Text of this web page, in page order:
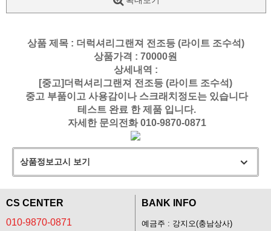
상품 제목 : 더럭셔리그랜져 전조등 (라이트 조수석)
상품가격 : 70000원
상세내역 :
[중고]더럭셔리그랜져 전조등 (라이트 조수석)
중고 부품이고 사용감이나 스크래치정도는 있습니다
테스트 완료 한 제품 입니다.
자세한 문의전화010-9870-0871
상품정보고시 보기
CS CENTER
010-9870-0871
BANK INFO
예금주 : 강지오(충남상사)